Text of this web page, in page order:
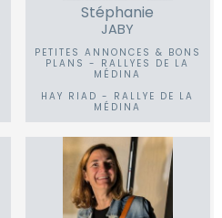
Stéphanie
JABY
PETITES ANNONCES & BONS
PLANS - RALLYES DE LA
MÉDINA
HAY RIAD - RALLYE DE LA
MÉDINA